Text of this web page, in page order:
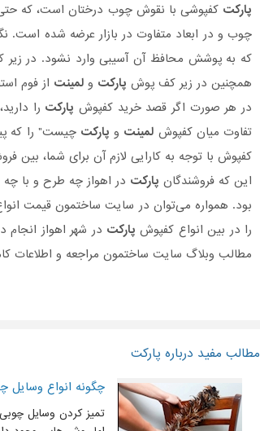
پارکت کفپوشی با نقوش چوب درختان است، که حتی
چوب و در ابعاد متفاوت در بازار عرضه شده است.
که به پوشش محافظ آن آسیبی وارد نشود. در زیر
همچنین در زیر کف پوش پارکت و لمینت از فوم
در هر صورت اگر قصد خرید کفپوش پارکت را
تفاوت میان کفپوش لمینت و پارکت چیست" را که
کفپوش با توجه به کارایی لازم آن برای شما، بین
این که فروشندگان پارکت در اهواز چه طرح و با
بود. همواره می‌توان در سایت ساختمون قیمت
را در بین انواع کفپوش پارکت در شهر اهواز
مطالب وبلاگ سایت ساختمون مراجعه و اطلاعات
مطالب مفید درباره پارکت
چگونه انواع وسایل
تمیز کردن وسایل